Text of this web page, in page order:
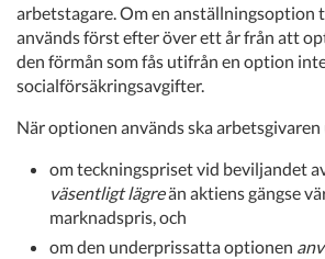
arbetstagare. Om en anställningsoption
används först efter över ett år från att
den förmån som fås utifrån en option
socialförsäkringsavgifter.
När optionen används ska
om teckningspriset vid beviljandet
väsentligt lägreän aktiens gängse
marknadspris, och
om den underprissatta optionen